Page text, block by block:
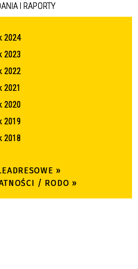
I RAPORTY
2024
2023
2022
2021
2020
2019
2018
»
/ RODO »